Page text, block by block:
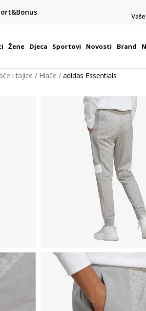
u Hrvatskoj
Vaše
Žene Djeca Sportovi Novosti Brand
i tajice Hlače adidas Essentials